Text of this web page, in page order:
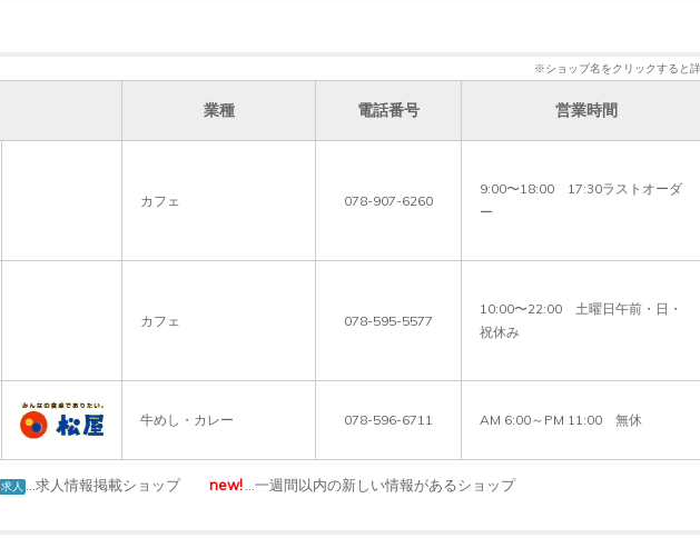
※ショップ名をクリックすると
業種 電話番号 営業時間
カフェ 078-907-6260
9:00〜18:00　17:30ラストオーダ
ー
カフェ 078-595-5577
10:00〜22:00　土曜日午前・日・
祝休み
牛めし・カレー 078-596-6711 AM 6:00～PM 11:00　無休
求人 …求人情報掲載ショップ new! …一週間以内の新しい情報があるショップ